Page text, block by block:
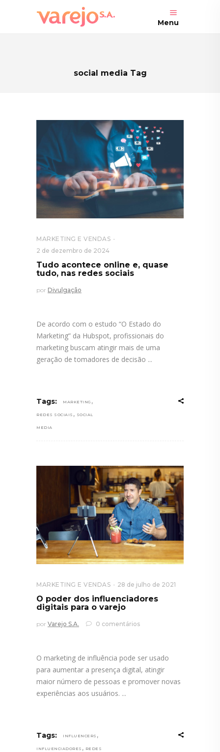
Menu
social media Tag
MARKETING E VENDAS
2 de dezembro de 2024
Tudo acontece online e, quase
tudo, nas redes sociais
por Divulgação
De acordo com o estudo “O Estado do
Marketing” da Hubspot, profissionais do
marketing buscam atingir mais de uma
geração de tomadores de decisão
Tags: MARKETING ,
REDES SOCIAIS , SOCIAL
MEDIA
MARKETING E VENDAS 28 de julho de 2021
O poder dos influenciadores
digitais para o varejo
por Varejo S.A. 0 comentários
O marketing de influência pode ser usado
para aumentar a presença digital, atingir
maior número de pessoas e promover novas
experiências aos usuários.
Tags: INFLUENCERS ,
INFLUENCIADORES , REDES